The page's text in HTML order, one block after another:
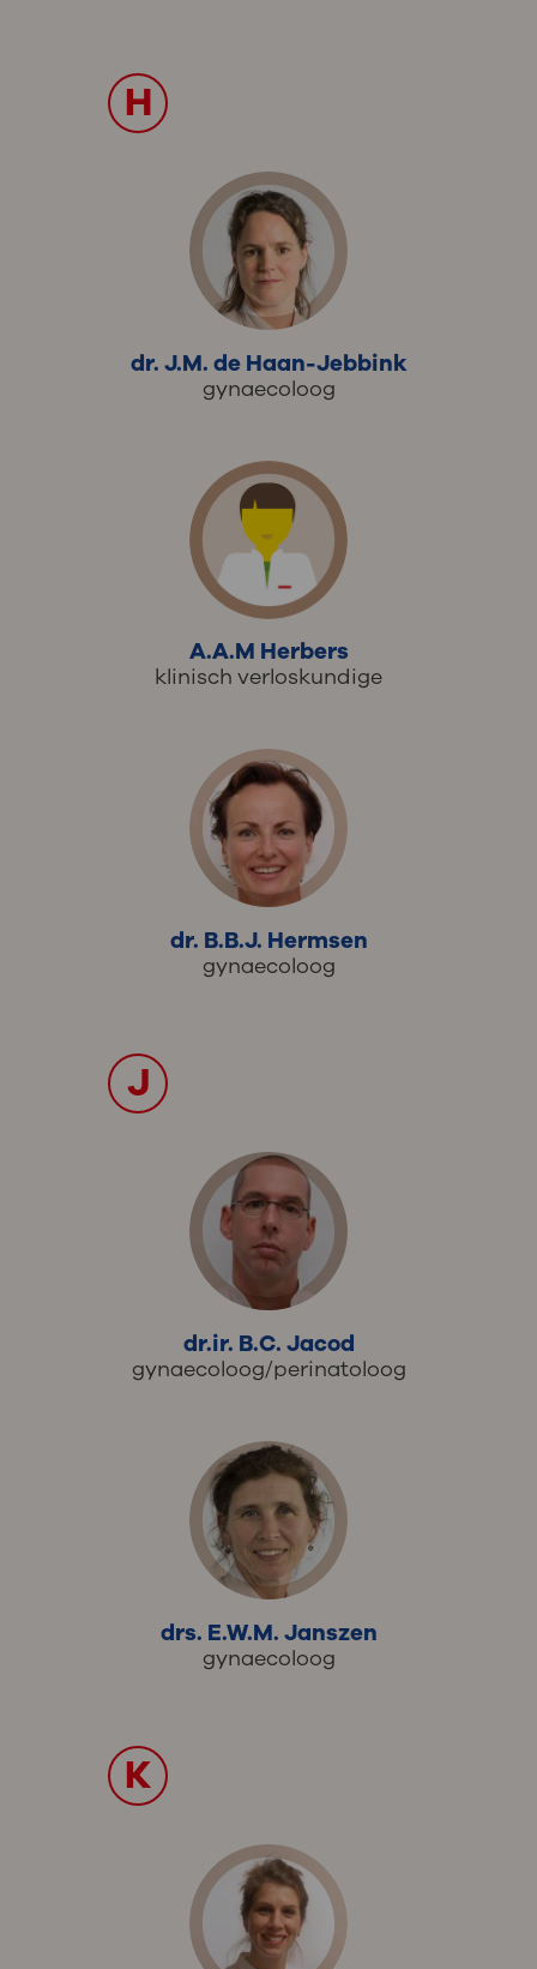
H
dr. J.M. de Haan-Jebbink
gynaecoloog
A.A.M Herbers
klinisch verloskundige
dr. B.B.J. Hermsen
gynaecoloog
J
dr.ir. B.C. Jacod
gynaecoloog/perinatoloog
drs. E.W.M. Janszen
gynaecoloog
K